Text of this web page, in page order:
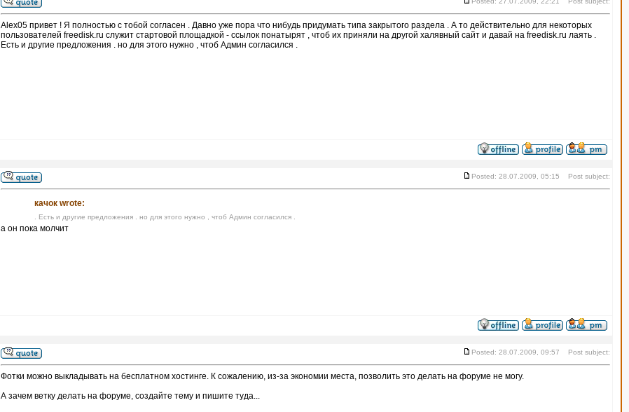
Alex05 привет ! Я полностью с тобой согласен . Давно уже пора что нибудь придумать типа закрытого раздела . А то действительно для некоторых
пользователей freedisk.ru служит стартовой площадкой - ссылок понатырят , чтоб их приняли на другой халявный сайт и давай на freedisk.ru лаять .
Есть и другие предложения . но для этого нужно , чтоб Админ согласился .
Posted: 28.07.2009, 05:15 Post subject:
качок wrote:
. Есть и другие предложения . но для этого нужно , чтоб Админ согласился .
а он пока молчит
Posted: 28.07.2009, 09:57 Post subject:
Фотки можно выкладывать на бесплатном хостинге. К сожалению, из-за экономии места, позволить это делать на форуме не могу.
А зачем ветку делать на форуме, создайте тему и пишите туда...